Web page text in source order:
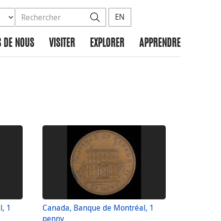
la base de données à rechercher
le site Rechercher
EN
DE NOUS VISITER EXPLORER APPRENDRE
1
Canada, Banque de Montréal, 1
penny